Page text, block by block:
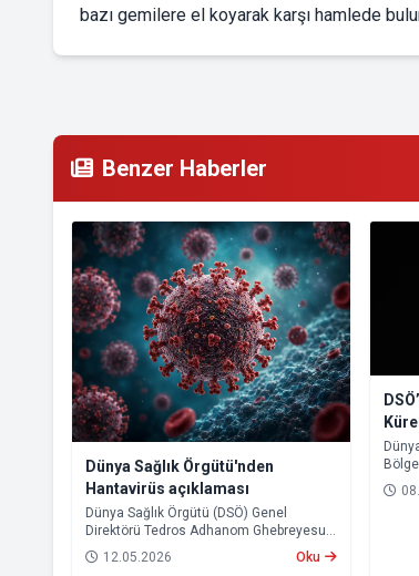
bazı gemilere el koyarak karşı hamlede
Benzer Haberler
Dünya Sağlık Örgütü'nden
Hantavirüs açıklaması
Dünya Sağlık Örgütü (DSÖ) Genel
Direktörü Tedros Adhanom Ghebreyesus,
hantavirüs vakalarına ilişkin yaptığı
açıklamada, mevcut tablonun küresel
12.05.2026 Oku